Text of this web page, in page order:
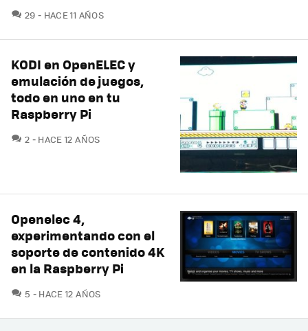
29 COMENTARIOS
HACE 11 AÑOS
KODI en OpenELEC y
emulación de juegos,
todo en uno en tu
Raspberry Pi
2 COMENTARIOS
HACE 12 AÑOS
Openelec 4,
experimentando con el
soporte de contenido 4K
en la Raspberry Pi
5 COMENTARIOS
HACE 12 AÑOS